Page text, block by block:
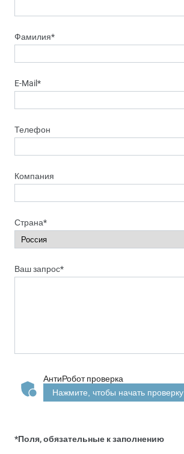
Фамилия*
E-Mail*
Телефон
Компания
Страна*
Ваш запрос*
АнтиРобот проверка
Нажмите, чтобы начать проверку
*Поля, обязательные к заполнению